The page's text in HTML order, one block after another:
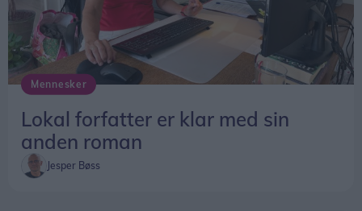
Mennesker
Lokal forfatter er klar med sin
anden roman
Jesper Bøss